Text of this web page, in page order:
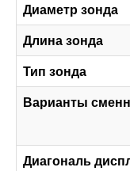
Диаметр зонда
Длина зонда
Тип зонда
Варианты
Диагональ